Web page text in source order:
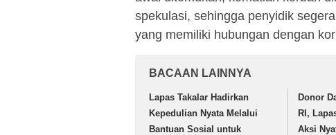
spekulasi, sehingga penyidik
yang memiliki hubungan dengan
BACAAN LAINNYA
Lapas Takalar Hadirkan
Kepedulian Nyata Melalui
Bantuan Sosial untuk
Donor
RI,
Aksi